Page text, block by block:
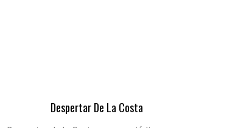
Despertar De La Costa